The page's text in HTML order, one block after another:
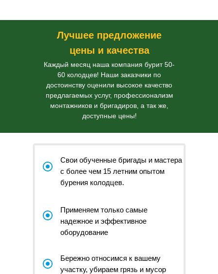
Лучшее предложение
цены и качества
Каждый месяц наша компания бурит 50-
60 колодцев! Наши заказчики по
достоинству оценили высокое качество
предлагаемых услуг, профессионализм
монтажников и бригадиров, а так же,
доступные цены!
Свои обученные бригады и мастера
с более чем 15 летним опытом
бурения колодцев.
Бережно относимся к вашему
участку, убираем грязь и мусор
Применяем только самые
надежное и эффективное
оборудование